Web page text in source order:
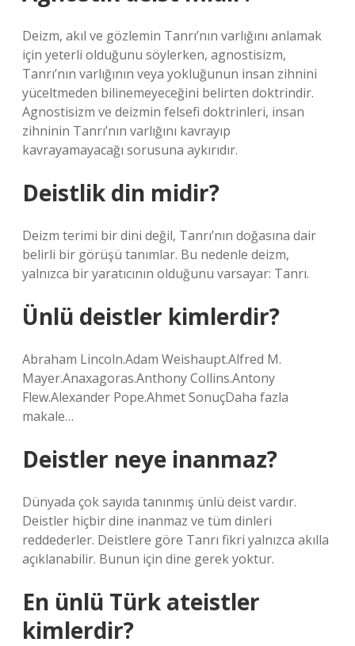
Deizm, akıl ve gözlemin Tanrı’nın varlığını anlamak
için yeterli olduğunu söylerken, agnostisizm,
Tanrı’nın varlığının veya yokluğunun insan zihnini
yüceltmeden bilinemeyeceğini belirten doktrindir.
Agnostisizm ve deizmin felsefi doktrinleri, insan
zihninin Tanrı’nın varlığını kavrayıp
kavrayamayacağı sorusuna aykırıdır.
Deistlik din midir?
Deizm terimi bir dini değil, Tanrı’nın doğasına dair
belirli bir görüşü tanımlar. Bu nedenle deizm,
yalnızca bir yaratıcının olduğunu varsayar: Tanrı.
Ünlü deistler kimlerdir?
Abraham Lincoln.Adam Weishaupt.Alfred M.
Mayer.Anaxagoras.Anthony Collins.Antony
Flew.Alexander Pope.Ahmet SonuçDaha fazla
makale…
Deistler neye inanmaz?
Dünyada çok sayıda tanınmış ünlü deist vardır.
Deistler hiçbir dine inanmaz ve tüm dinleri
reddederler. Deistlere göre Tanrı fikri yalnızca akılla
açıklanabilir. Bunun için dine gerek yoktur.
En ünlü Türk ateistler
kimlerdir?